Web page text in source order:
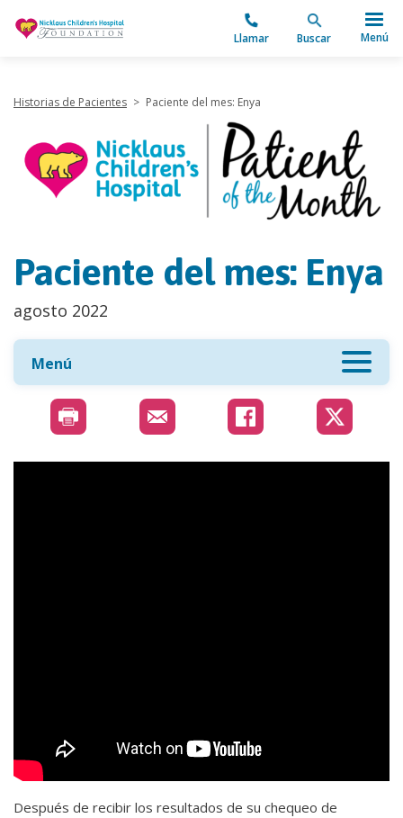
Llamar Buscar Menú
Historias de Pacientes > Paciente del mes: Enya
Paciente del mes: Enya
agosto 2022
Menú
Después de recibir los resultados de su chequeo de